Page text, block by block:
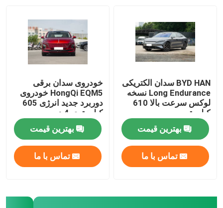
BYD HAN سدان الکتریکی
Long Endurance نسخه
لوکس سرعت بالا 610
کیلومتر
بهترین قیمت
تماس با ما
خودروی سدان برقی
HongQi EQM5 خودروی
دوربرد جدید انرژی 605
کیلومتری 4 در
بهترین قیمت
تماس با ما